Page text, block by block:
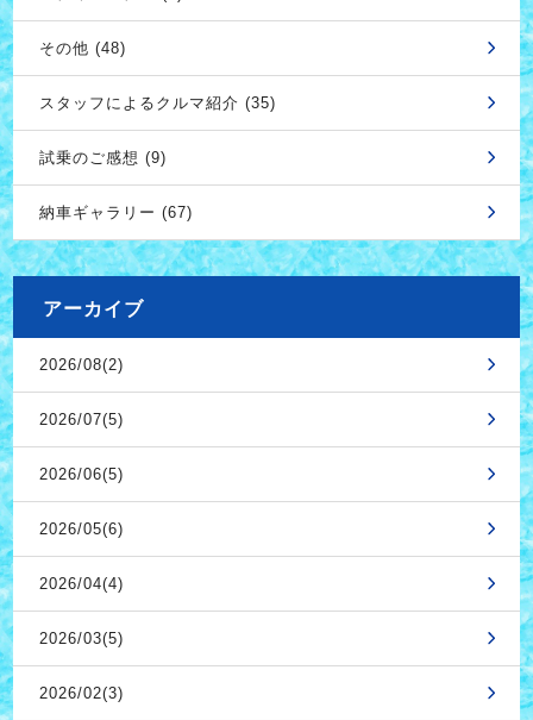
その他 (48)
スタッフによるクルマ紹介 (35)
試乗のご感想 (9)
納車ギャラリー (67)
アーカイブ
2026/08(2)
2026/07(5)
2026/06(5)
2026/05(6)
2026/04(4)
2026/03(5)
2026/02(3)